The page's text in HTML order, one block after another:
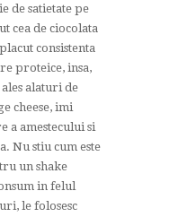
de satietate pe
cea de ciocolata
consistenta
proteice, insa,
alaturi de
cheese, imi
a amestecului si
Nu stiu cum este
un shake
in felul
le folosesc